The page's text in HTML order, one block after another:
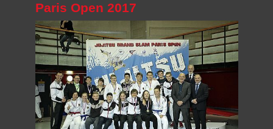
Paris Open 2017